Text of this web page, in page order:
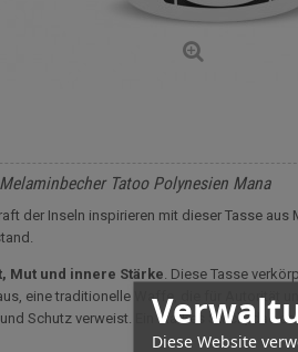
Diese Website
Tatoo Polynesien Mana
der Inseln inspirieren mit dieser Tasse
Mut und innere Stärke. Diese Tasse
eine traditionelle Waffe, die für Autorität
Schutz verweist. Ein starkes Stück, das